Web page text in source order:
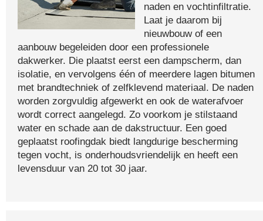
naden en vochtinfiltratie.
Laat je daarom bij
nieuwbouw of een
aanbouw begeleiden door een professionele
dakwerker. Die plaatst eerst een dampscherm, dan
isolatie, en vervolgens één of meerdere lagen bitumen
met brandtechniek of zelfklevend materiaal. De naden
worden zorgvuldig afgewerkt en ook de waterafvoer
wordt correct aangelegd. Zo voorkom je stilstaand
water en schade aan de dakstructuur. Een goed
geplaatst roofingdak biedt langdurige bescherming
tegen vocht, is onderhoudsvriendelijk en heeft een
levensduur van 20 tot 30 jaar.